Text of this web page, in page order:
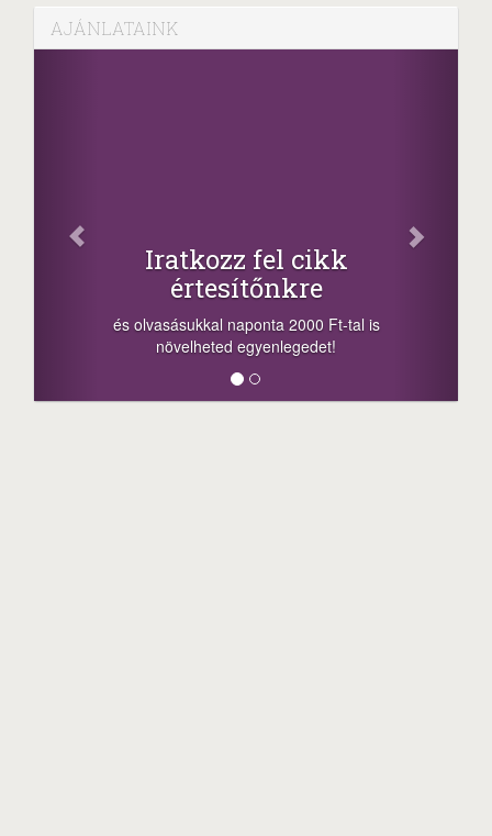
AJÁNLATAINK
fel cikk
naponta 2000 Ft-tal is
növelheted egyenlegedet!
Oszd
megosztási